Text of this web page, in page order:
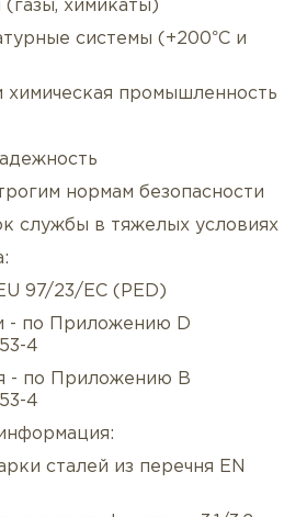
химикаты)
системы (+200°C и
химическая промышленность
нормам безопасности
службы в тяжелых условиях
97/23/EC (PED)
- по Приложению D
4
- по Приложению B
4
сталей из перечня EN